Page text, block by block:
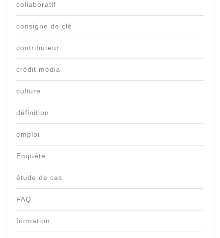
collaboratif
consigne de clé
contributeur
crédit média
culture
définition
emploi
Enquête
étude de cas
FAQ
formation